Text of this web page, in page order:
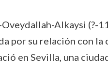
Alkaysi (?-
por su relación con
en Sevilla, una